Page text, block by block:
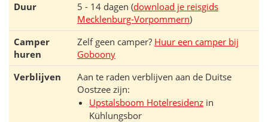
Duur 5 - 14 dagen (download je reisgids
Mecklenburg-Vorpommern)
Camper
huren
Zelf geen camper? Huur een camper bij
Goboony
Verblijven
Aan te raden verblijven aan de Duitse
Oostzee zijn:
Upstalsboom Hotelresidenz in
Kühlungsbor